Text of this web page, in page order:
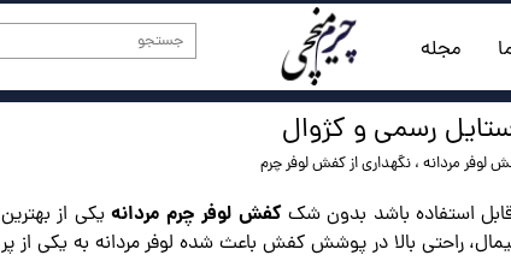
مجله
رسمی و کژوال
لوفر مردانه ، نگهداری از کفش لوفر چرم
استفاده باشد بدون شککفش لوفر چرم مردانه یکی از بهترین
راحتی بالا در پوشش کفش باعث شده لوفر مردانه به یکی از پر